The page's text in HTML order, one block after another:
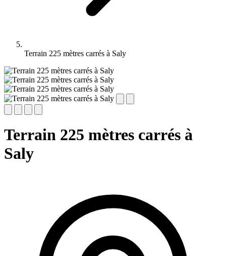
Terrain 225 mètres carrés à Saly
Terrain 225 mètres carrés à
Saly